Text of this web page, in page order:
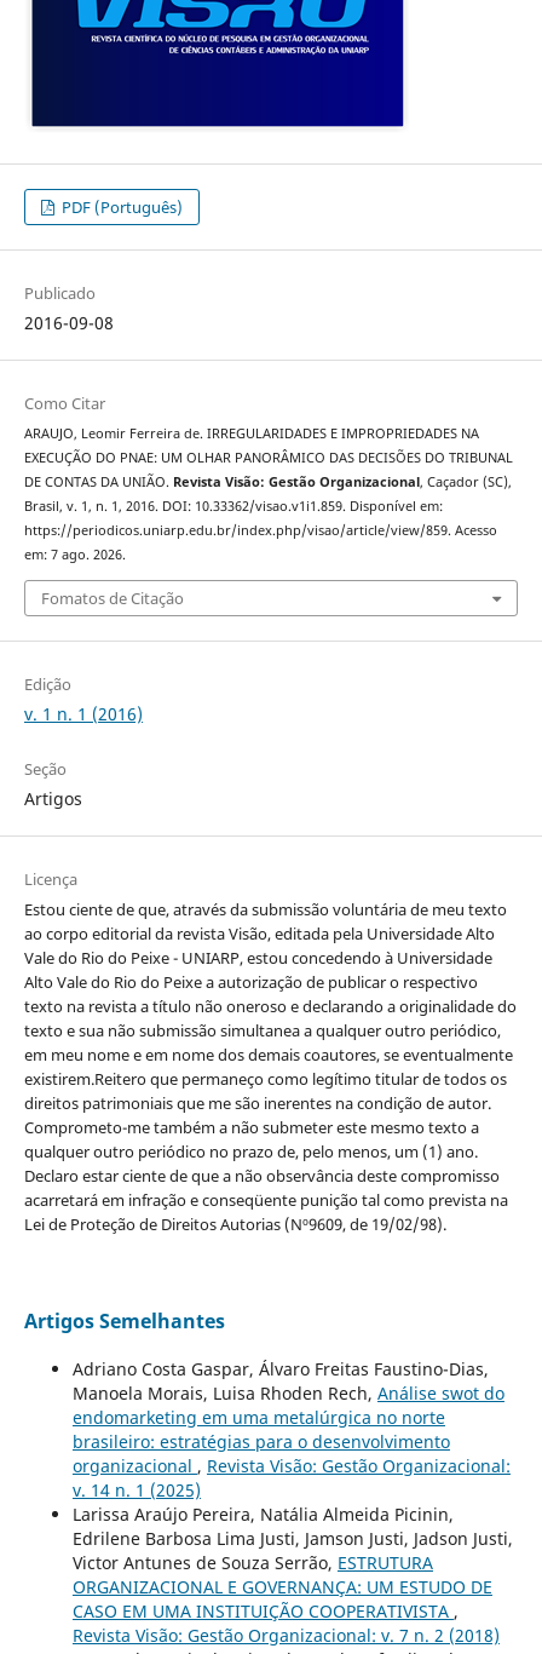
PDF (Português)
Publicado
2016-09-08
Como Citar
ARAUJO, Leomir Ferreira de. IRREGULARIDADES E IMPROPRIEDADES NA
EXECUÇÃO DO PNAE: UM OLHAR PANORÂMICO DAS DECISÕES DO TRIBUNAL
DE CONTAS DA UNIÃO. Revista Visão: Gestão Organizacional, Caçador (SC),
Brasil, v. 1, n. 1, 2016. DOI: 10.33362/visao.v1i1.859. Disponível em:
https://periodicos.uniarp.edu.br/index.php/visao/article/view/859. Acesso
em: 7 ago. 2026.
Fomatos de Citação
Edição
v. 1 n. 1 (2016)
Seção
Artigos
Licença
Estou ciente de que, através da submissão voluntária de meu texto
ao corpo editorial da revista Visão, editada pela Universidade Alto
Vale do Rio do Peixe - UNIARP, estou concedendo à Universidade
Alto Vale do Rio do Peixe a autorização de publicar o respectivo
texto na revista a título não oneroso e declarando a originalidade do
texto e sua não submissão simultanea a qualquer outro periódico,
em meu nome e em nome dos demais coautores, se eventualmente
existirem.Reitero que permaneço como legítimo titular de todos os
direitos patrimoniais que me são inerentes na condição de autor.
Comprometo-me também a não submeter este mesmo texto a
qualquer outro periódico no prazo de, pelo menos, um (1) ano.
Declaro estar ciente de que a não observância deste compromisso
acarretará em infração e conseqüente punição tal como prevista na
Lei de Proteção de Direitos Autorias (Nº9609, de 19/02/98).
Artigos Semelhantes
Adriano Costa Gaspar, Álvaro Freitas Faustino-Dias,
Manoela Morais, Luisa Rhoden Rech, Análise swot do
endomarketing em uma metalúrgica no norte
brasileiro: estratégias para o desenvolvimento
organizacional , Revista Visão: Gestão Organizacional:
v. 14 n. 1 (2025)
Larissa Araújo Pereira, Natália Almeida Picinin,
Edrilene Barbosa Lima Justi, Jamson Justi, Jadson Justi,
Victor Antunes de Souza Serrão, ESTRUTURA
ORGANIZACIONAL E GOVERNANÇA: UM ESTUDO DE
CASO EM UMA INSTITUIÇÃO COOPERATIVISTA ,
Revista Visão: Gestão Organizacional: v. 7 n. 2 (2018)